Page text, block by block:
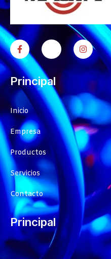
Principal
Inicio
Empresa
Productos
Servicios
Contacto
Principal